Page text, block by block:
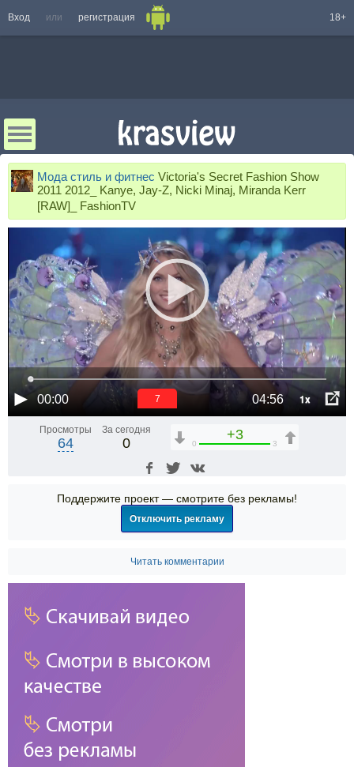
Вход или регистрация 18+
Мода стиль и фитнес Victoria's Secret Fashion Show
2011 2012_ Kanye, Jay-Z, Nicki Minaj, Miranda Kerr
[RAW]_ FashionTV
00:00 04:56 1x
6
Просмотры
64
За сегодня
0
+3
0 3
Поддержите проект — смотрите без рекламы!
Отключить рекламу
Читать комментарии